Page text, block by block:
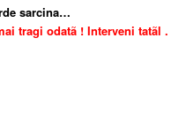
sarcina…
odatã ! Interveni tatãl .